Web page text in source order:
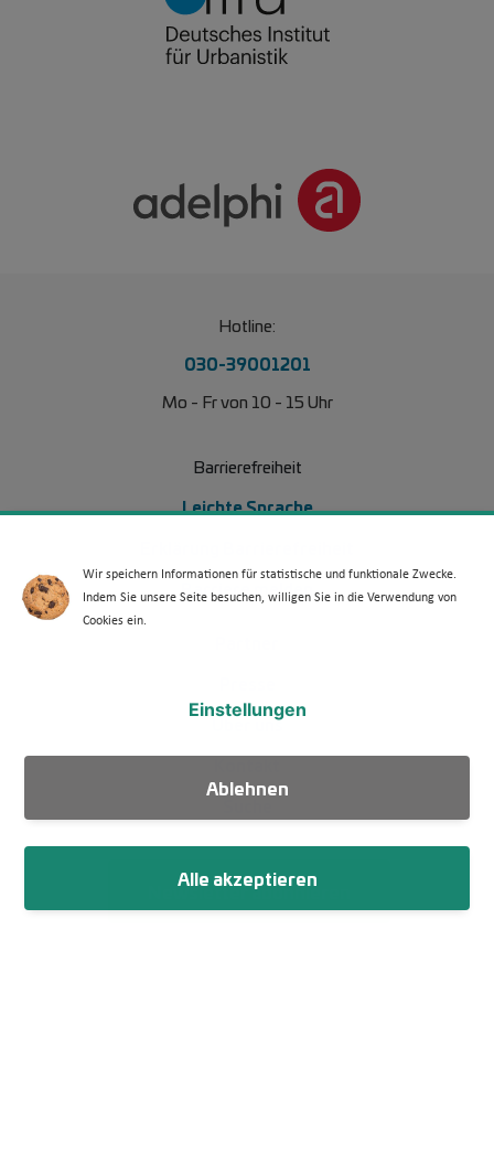
Hotline:
030-39001201
Mo - Fr von 10 - 15 Uhr
Barrierefreiheit
Leichte Sprache
Barriere melden
Über uns
Newsletter abonnieren
Wir speichern Informationen für statistische und funktionale Zwecke.
Indem Sie unsere Seite besuchen, willigen Sie in die Verwendung von
Cookies ein.
Ablehnen
Einstellungen
Alle akzeptieren